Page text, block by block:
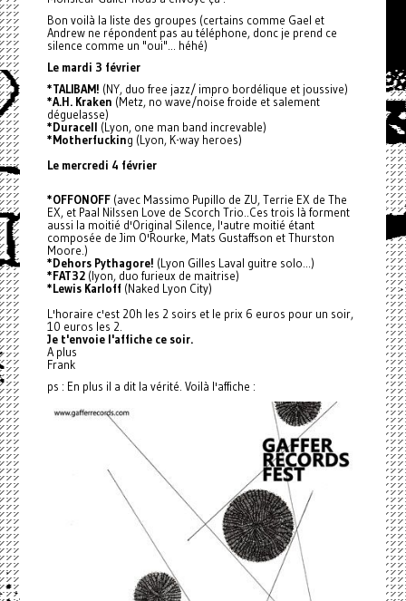
Bon voilà la liste des groupes (certains comme Gael et
Andrew ne répondent pas au téléphone, donc je prend ce
silence comme un "oui"... héhé)
Le mardi 3 février
*TALIBAM! (NY, duo free jazz/ impro bordélique et joussive)
*A.H. Kraken (Metz, no wave/noise froide et salement
déguelasse)
*Duracell (Lyon, one man band increvable)
*Motherfucking (Lyon, K-way heroes)
Le mercredi 4 février
*OFFONOFF (avec Massimo Pupillo de ZU, Terrie EX de The
EX, et Paal Nilssen Love de Scorch Trio..Ces trois là forment
aussi la moitié d'Original Silence, l'autre moitié étant
composée de Jim O'Rourke, Mats Gustaffson et Thurston
Moore.)
*Dehors Pythagore! (Lyon Gilles Laval guitre solo...)
*FAT32(lyon, duo furieux de maitrise)
*Lewis Karloff (Naked Lyon City)
L'horaire c'est 20h les 2 soirs et le prix 6 euros pour un soir,
10 euros les 2.
Je t'envoie l'affiche ce soir.
A plus
Frank
ps : En plus il a dit la vérité. Voilà l'affiche :